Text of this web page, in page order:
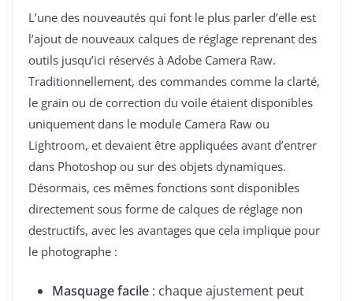
L’une des nouveautés qui font le plus parler d’elle est
l’ajout de nouveaux calques de réglage reprenant des
outils jusqu’ici réservés à Adobe Camera Raw.
Traditionnellement, des commandes comme la clarté,
le grain ou de correction du voile étaient disponibles
uniquement dans le module Camera Raw ou
Lightroom, et devaient être appliquées avant d’entrer
dans Photoshop ou sur des objets dynamiques.
Désormais, ces mêmes fonctions sont disponibles
directement sous forme de calques de réglage non
destructifs, avec les avantages que cela implique pour
le photographe :
Masquage facile : chaque ajustement peut